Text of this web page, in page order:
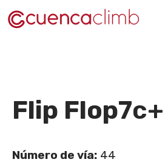
Saltar
al
Flip Flop7c+
Número de vía: 44